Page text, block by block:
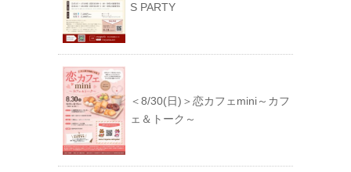
S PARTY
＜8/30(日)＞恋カフェmini～カフ
ェ＆トーク～